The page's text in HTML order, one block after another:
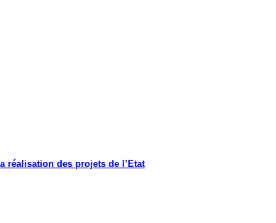
réalisation des projets de l’Etat